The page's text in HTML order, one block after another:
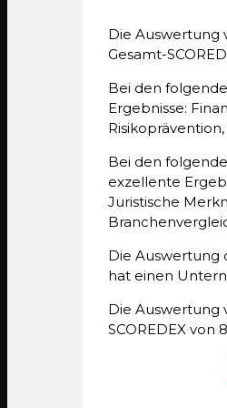
Die Auswertung
Gesamt-
Bei den
Ergebnisse:
Bei den
exzellente
Juristische
Die Auswertung
hat einen
Die Auswertung
SCOREDEX von